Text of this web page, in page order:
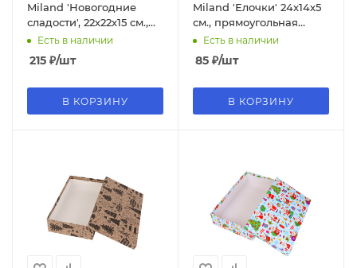
Miland 'Новогодние
сладости', 22х22х15 см.,
квадратная (Серия 5в1),
картон, 1840
Есть в наличии
215 ₽/шт
В КОРЗИНУ
Miland 'Елочки' 24х14х5
см., прямоугольная
(Серия 4в1), картон, 1185
Есть в наличии
85 ₽/шт
В КОРЗИНУ